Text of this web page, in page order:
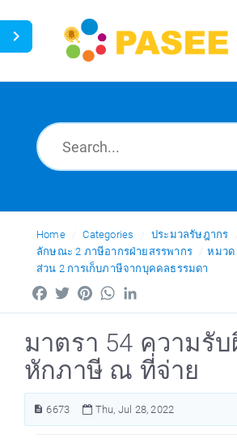
News
Ask a Question
Thai
Home Categories
ประมวลรัษฎากร
ลักษณะ 2 ภาษีอากรฝ่ายสรรพากร
หมวด
ส่วน 2 การเก็บภาษีจากบุคคลธรรมดา
FacebookTwitterPinterestWhatsApp
มาตรา 54 ความรั
หักภาษี ณ ที่จ่าย
6673 Thu, Jul 28, 2022